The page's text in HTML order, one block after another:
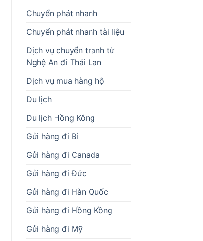
Chuyển phát nhanh
Chuyển phát nhanh tài liệu
Dịch vụ chuyển tranh từ
Nghệ An đi Thái Lan
Dịch vụ mua hàng hộ
Du lịch
Du lịch Hồng Kông
Gửi hàng đi Bỉ
Gửi hàng đi Canada
Gửi hàng đi Đức
Gửi hàng đi Hàn Quốc
Gửi hàng đi Hồng Kồng
Gửi hàng đi Mỹ